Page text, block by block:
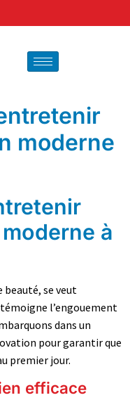
moderne
à
beauté, se veut
l’engouement
dans un
pour garantir que
premier jour.
efficace